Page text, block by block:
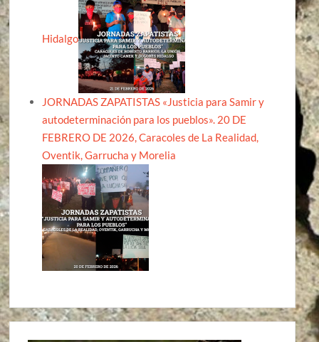
Hidalgo
JORNADAS ZAPATISTAS «Justicia para Samir y
autodeterminación para los pueblos». 20 DE
FEBRERO DE 2026, Caracoles de La Realidad,
Oventik, Garrucha y Morelia